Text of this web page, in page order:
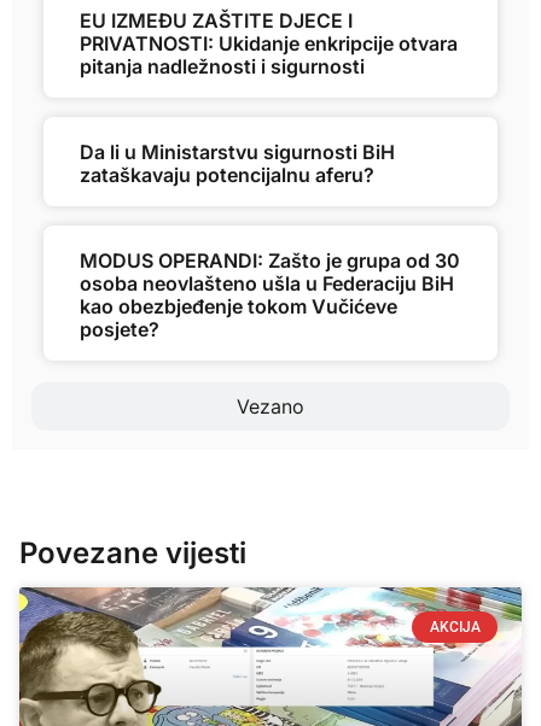
Vezano
EU IZMEĐU ZAŠTITE DJECE I
PRIVATNOSTI: Ukidanje enkripcije otvara
pitanja nadležnosti i sigurnosti
Da li u Ministarstvu sigurnosti BiH
zataškavaju potencijalnu aferu?
MODUS OPERANDI: Zašto je grupa od 30
osoba neovlašteno ušla u Federaciju BiH
kao obezbjeđenje tokom Vučićeve
posjete?
Povezane vijesti
AKCIJA